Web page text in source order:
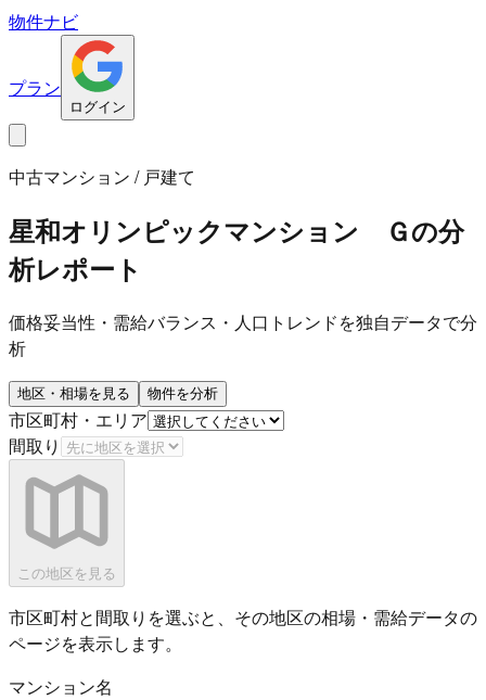
物件ナビ
プラン
ログイン
中古マンション / 戸建て
星和オリンピックマンション Ｇの分
析レポート
価格妥当性・需給バランス・人口トレンドを独自データで分
析
地区・相場を見る 物件を分析
市区町村・エリア
間取り
この地区を見る
市区町村と間取りを選ぶと、その地区の相場・需給データの
ページを表示します。
マンション名